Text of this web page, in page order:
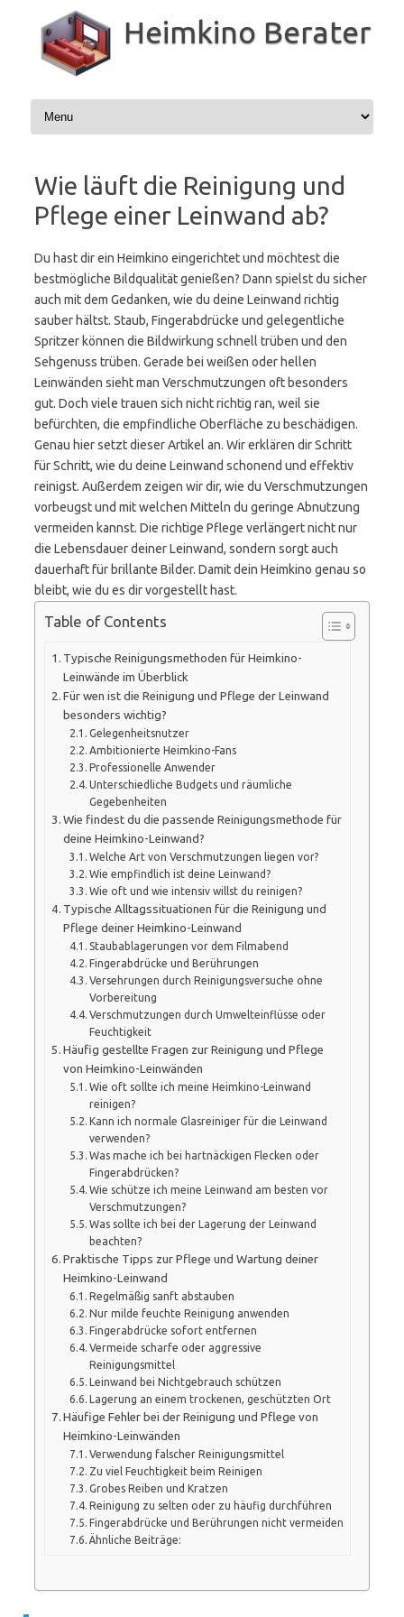
springen
Heimkino Berater
Wie läuft die Reinigung und
Pflege einer Leinwand ab?
Du hast dir ein Heimkino eingerichtet und möchtest die
bestmögliche Bildqualität genießen? Dann spielst du sicher
auch mit dem Gedanken, wie du deine Leinwand richtig
sauber hältst. Staub, Fingerabdrücke und gelegentliche
Spritzer können die Bildwirkung schnell trüben und den
Sehgenuss trüben. Gerade bei weißen oder hellen
Leinwänden sieht man Verschmutzungen oft besonders
gut. Doch viele trauen sich nicht richtig ran, weil sie
befürchten, die empfindliche Oberfläche zu beschädigen.
Genau hier setzt dieser Artikel an. Wir erklären dir Schritt
für Schritt, wie du deine Leinwand schonend und effektiv
reinigst. Außerdem zeigen wir dir, wie du Verschmutzungen
vorbeugst und mit welchen Mitteln du geringe Abnutzung
vermeiden kannst. Die richtige Pflege verlängert nicht nur
die Lebensdauer deiner Leinwand, sondern sorgt auch
dauerhaft für brillante Bilder. Damit dein Heimkino genau so
bleibt, wie du es dir vorgestellt hast.
Table of Contents
Typische Reinigungsmethoden für Heimkino-
Leinwände im Überblick
Für wen ist die Reinigung und Pflege der Leinwand
besonders wichtig?
Gelegenheitsnutzer
Ambitionierte Heimkino-Fans
Professionelle Anwender
Unterschiedliche Budgets und räumliche
Gegebenheiten
Wie findest du die passende Reinigungsmethode für
deine Heimkino-Leinwand?
Welche Art von Verschmutzungen liegen vor?
Wie empfindlich ist deine Leinwand?
Wie oft und wie intensiv willst du reinigen?
Typische Alltagssituationen für die Reinigung und
Pflege deiner Heimkino-Leinwand
Staubablagerungen vor dem Filmabend
Fingerabdrücke und Berührungen
Versehrungen durch Reinigungsversuche ohne
Vorbereitung
Verschmutzungen durch Umwelteinflüsse oder
Feuchtigkeit
Häufig gestellte Fragen zur Reinigung und Pflege
von Heimkino-Leinwänden
Wie oft sollte ich meine Heimkino-Leinwand
reinigen?
Kann ich normale Glasreiniger für die Leinwand
verwenden?
Was mache ich bei hartnäckigen Flecken oder
Fingerabdrücken?
Wie schütze ich meine Leinwand am besten vor
Verschmutzungen?
Was sollte ich bei der Lagerung der Leinwand
beachten?
Praktische Tipps zur Pflege und Wartung deiner
Heimkino-Leinwand
Regelmäßig sanft abstauben
Nur milde feuchte Reinigung anwenden
Fingerabdrücke sofort entfernen
Vermeide scharfe oder aggressive
Reinigungsmittel
Leinwand bei Nichtgebrauch schützen
Lagerung an einem trockenen, geschützten Ort
Häufige Fehler bei der Reinigung und Pflege von
Heimkino-Leinwänden
Verwendung falscher Reinigungsmittel
Zu viel Feuchtigkeit beim Reinigen
Grobes Reiben und Kratzen
Reinigung zu selten oder zu häufig durchführen
Fingerabdrücke und Berührungen nicht vermeiden
Ähnliche Beiträge: